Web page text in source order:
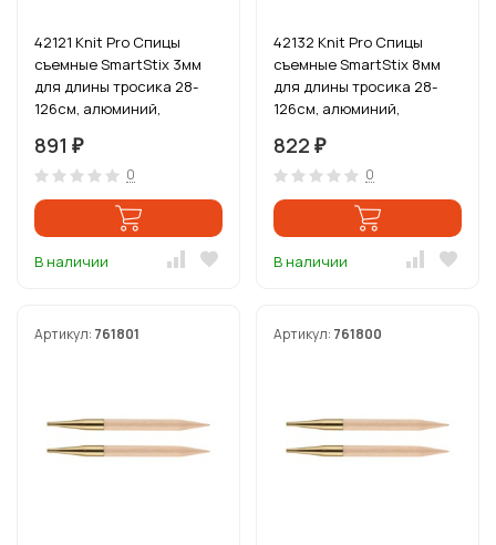
42121 Knit Pro Спицы
съемные SmartStix 3мм
для длины тросика 28-
126см, алюминий,
891 ₽
0
В наличии
42132 Knit Pro Спицы
съемные SmartStix 8мм
для длины тросика 28-
126см, алюминий,
822 ₽
0
В наличии
Артикул: 761801 Артикул: 761800